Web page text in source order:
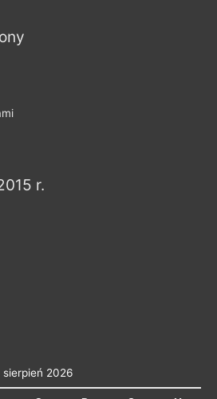
r.
sierpień 2026